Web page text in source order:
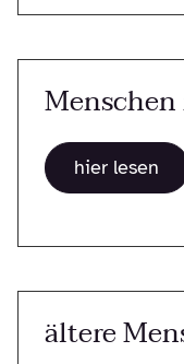
hier lesen
ältere